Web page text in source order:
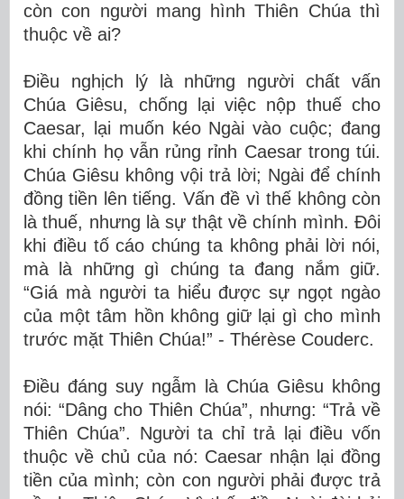
còn con người mang hình Thiên Chúa thì
thuộc về ai?
Điều nghịch lý là những người chất vấn
Chúa Giêsu, chống lại việc nộp thuế cho
Caesar, lại muốn kéo Ngài vào cuộc; đang
khi chính họ vẫn rủng rỉnh Caesar trong túi.
Chúa Giêsu không vội trả lời; Ngài để chính
đồng tiền lên tiếng. Vấn đề vì thế không còn
là thuế, nhưng là sự thật về chính mình. Đôi
khi điều tố cáo chúng ta không phải lời nói,
mà là những gì chúng ta đang nắm giữ.
“Giá mà người ta hiểu được sự ngọt ngào
của một tâm hồn không giữ lại gì cho mình
trước mặt Thiên Chúa!” - Thérèse Couderc.
Điều đáng suy ngẫm là Chúa Giêsu không
nói: “Dâng cho Thiên Chúa”, nhưng: “Trả về
Thiên Chúa”. Người ta chỉ trả lại điều vốn
thuộc về chủ của nó: Caesar nhận lại đồng
tiền của mình; còn con người phải được trả